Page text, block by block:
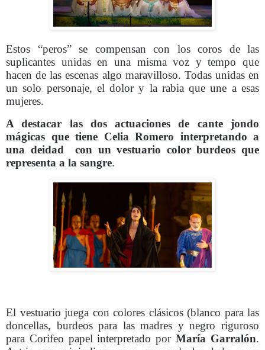
Estos “peros” se compensan con los coros de las
suplicantes unidas en una misma voz y tempo que
hacen de las escenas algo maravilloso. Todas unidas en
un solo personaje, el dolor y la rabia que une a esas
mujeres.
A destacar las dos actuaciones de cante jondo
mágicas que tiene Celia Romero interpretando a
una deidad
con un vestuario color burdeos que
representa a la sangre.
El vestuario juega con colores clásicos (blanco para las
doncellas, burdeos para las madres y negro riguroso
para Corifeo papel interpretado porMaría Garralón.